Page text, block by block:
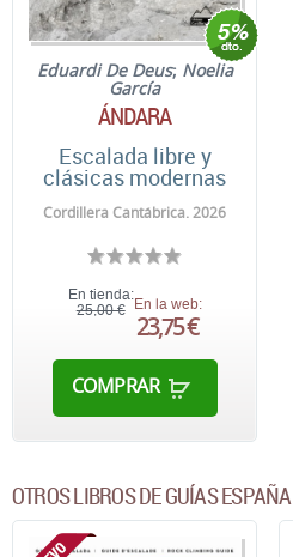
Eduardi De Deus; Noelia
García
ÁNDARA
Escalada libre y
clásicas modernas
Cordillera Cantábrica. 2026
En tienda:
25,00 € En la web:
23,75 €
COMPRAR
OTROS LIBROS DE GUÍAS ESPAÑA